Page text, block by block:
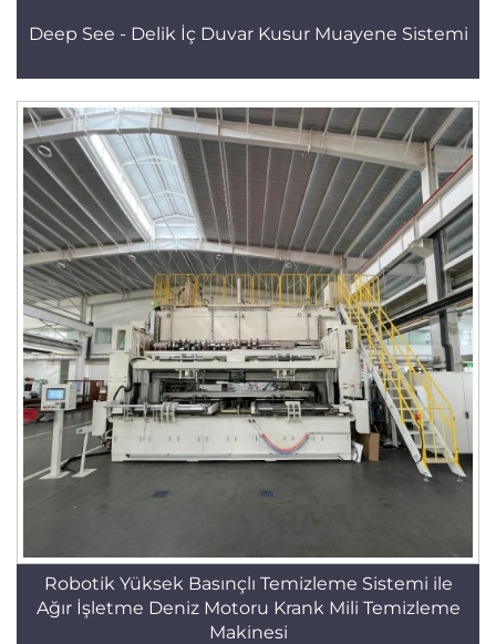
Deep See - Delik İç Duvar Kusur Muayene Sistemi
Robotik Yüksek Basınçlı Temizleme Sistemi ile
Ağır İşletme Deniz Motoru Krank Mili Temizleme
Makinesi